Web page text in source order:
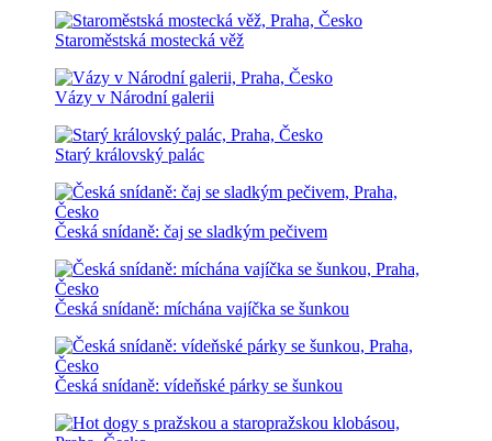
Staroměstská mostecká věž
Vázy v Národní galerii
Starý královský palác
Česká snídaně: čaj se sladkým pečivem
Česká snídaně: míchána vajíčka se šunkou
Česká snídaně: vídeňské párky se šunkou